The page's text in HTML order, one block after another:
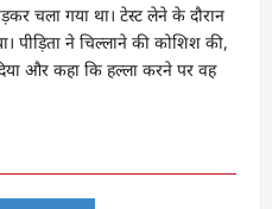
चला गया था। टेस्ट लेने के दौरान
पीड़िता ने चिल्लाने की कोशिश की,
और कहा कि हल्ला करने पर वह